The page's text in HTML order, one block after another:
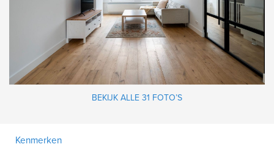
BEKIJK ALLE 31 FOTO’S
Kenmerken